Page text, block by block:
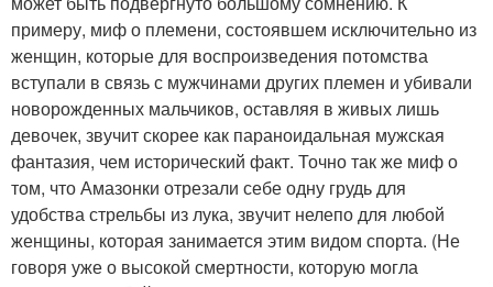
примеру, миф о племени, состоявшем исключительно из
женщин, которые для воспроизведения потомства
вступали в связь с мужчинами других племен и убивали
новорожденных мальчиков, оставляя в живых лишь
девочек, звучит скорее как параноидальная мужская
фантазия, чем исторический факт. Точно так же миф о
том, что Амазонки отрезали себе одну грудь для
удобства стрельбы из лука, звучит нелепо для любой
женщины, которая занимается этим видом спорта. (Не
говоря уже о высокой смертности, которую могла